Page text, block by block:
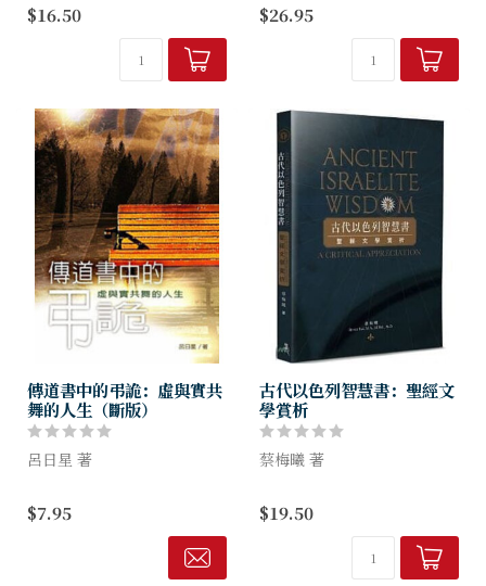
聖經舊約文學中最引人入勝
的，莫過於詩歌智慧書（即約
伯記、詩篇、箴言、傳道書和
雅歌）。其中環繞著苦罪的懸
$16.50
「微釋經」展開的時空漫遊。
作者捨棄學院派神學的嚴肅框
架，將文字化為一扇任意門，
讓古老經文跨越時代，與中世
$26.95
傳道書中的弔詭：虛與實共
舞的人生（斷版）
呂日星 著
為主軸的經卷，這卷聖經中特
殊存在的智慧書，鼓勵讀者從
哲學觀點思考生命的本質。
$7.95
古代以色列智慧書：聖經文
學賞析
蔡梅曦 著
解，
最後一位也將不能成功地探
（便西拉智訓廿四28）
$19.50